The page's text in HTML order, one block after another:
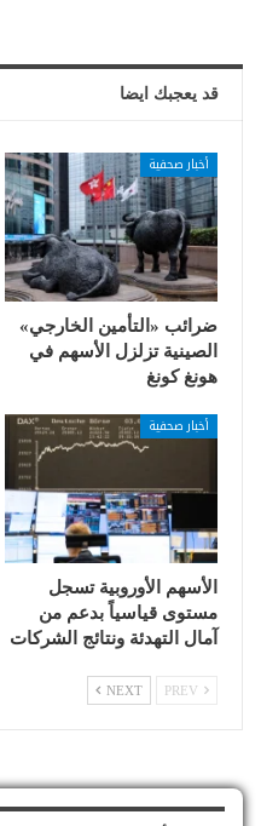
قد يعجبك ايضا
أخبار صحفية
ضرائب «التأمين الخارجي»
الصينية تزلزل الأسهم في
هونغ كونغ
أخبار صحفية
الأسهم الأوروبية تسجل
مستوى قياسياً بدعم من
آمال التهدئة ونتائج الشركات
NEXT